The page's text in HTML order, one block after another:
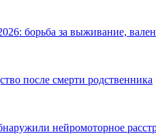
борьба за выживание,
после смерти родственника
нейромоторное